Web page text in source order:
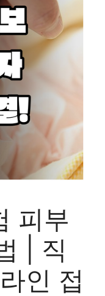
피부
| 직
인 접